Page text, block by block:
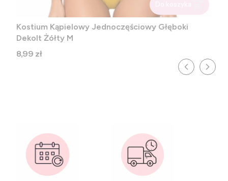
Kostium Kąpielowy Jednoczęściowy Głęboki
Dekolt Żółty M
Cena
8,99 zł